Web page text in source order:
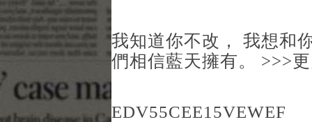
我知道你不改， 我想和
們相信藍天擁有。 >>>
EDV55CEE15VEWEF